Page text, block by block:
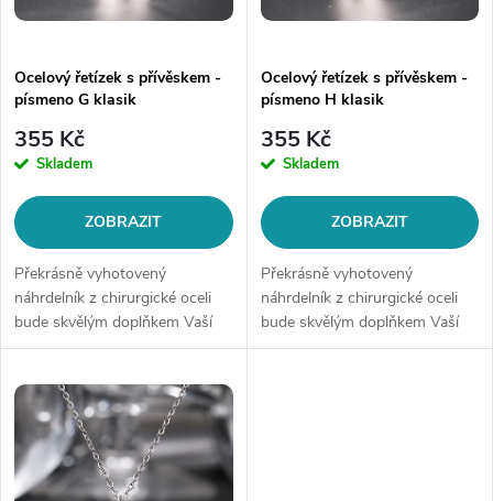
p
r
o
d
u
k
t
ů
p
r
o
d
u
k
t
ů
Ocelový řetízek s přívěskem -
písmeno G klasik
355 Kč
Skladem
ZOBRAZIT
Překrásně vyhotovený
náhrdelník z chirurgické oceli
bude skvělým doplňkem Vaší
kolekce šperků. Materiál:
řetízku: délka cca 45 cm (+/- 1...
Ocelový řetízek s přívěskem -
písmeno H klasik
355 Kč
Skladem
ZOBRAZIT
Překrásně vyhotovený
náhrdelník z chirurgické oceli
bude skvělým doplňkem Vaší
kolekce šperků. Materiál: